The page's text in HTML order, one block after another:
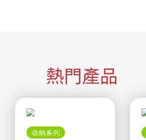
熱門產品
收納系列